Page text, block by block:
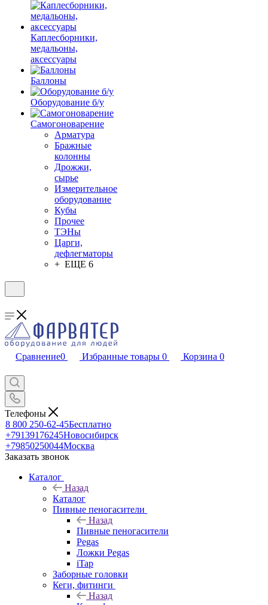
Каплесборники,
медальоны,
аксессуары
Баллоны
Оборудование б/у
Самогоноварение
Арматура
Бражные
колонны
Дрожжи,
сырье
Измерительное
оборудование
Кубы
Прочее
ТЭНы
Царги,
дефлегматоры
+ ЕЩЕ 6
Сравнение0 Избранные товары 0 Корзина 0
Телефоны
8 800 250-62-45Бесплатно
+79139176245Новосибирск
+79850250044Москва
Заказать звонок
Каталог
Назад
Каталог
Пивные пеногасители
Назад
Пивные пеногасители
Pegas
Ложки Pegas
iTap
Заборные головки
Кеги, фитинги
Назад